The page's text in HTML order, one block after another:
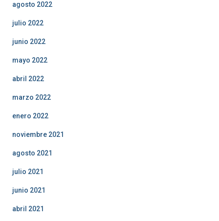
agosto 2022
julio 2022
junio 2022
mayo 2022
abril 2022
marzo 2022
enero 2022
noviembre 2021
agosto 2021
julio 2021
junio 2021
abril 2021